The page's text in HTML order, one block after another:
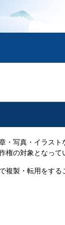
写真・イラス
の対象となって
製・転用をする